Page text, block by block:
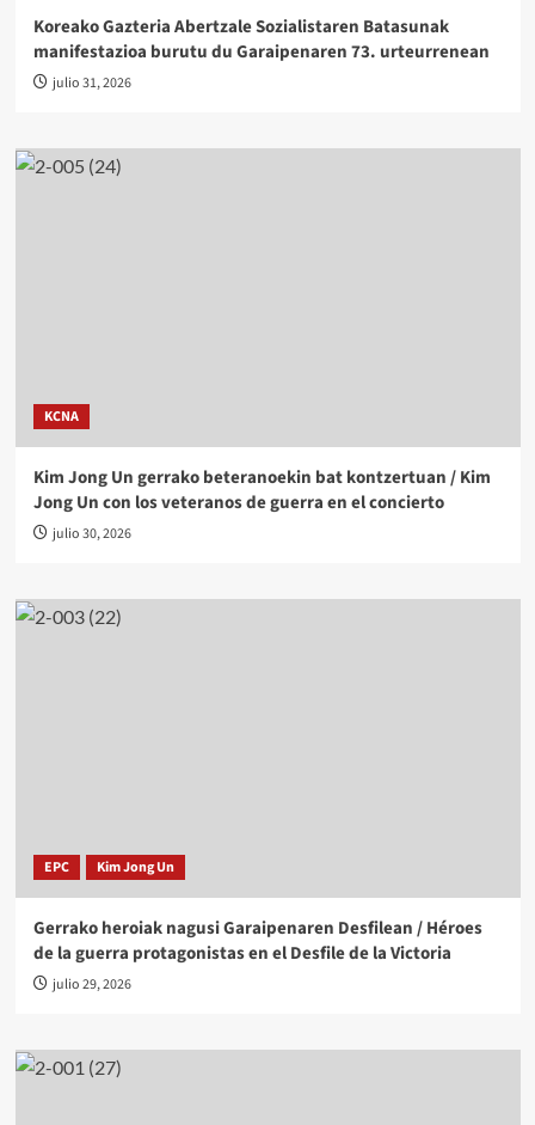
Koreako Gazteria Abertzale Sozialistaren Batasunak
manifestazioa burutu du Garaipenaren 73. urteurrenean
julio 31, 2026
KCNA
Kim Jong Un gerrako beteranoekin bat kontzertuan / Kim
Jong Un con los veteranos de guerra en el concierto
julio 30, 2026
EPC Kim Jong Un
Gerrako heroiak nagusi Garaipenaren Desfilean / Héroes
de la guerra protagonistas en el Desfile de la Victoria
julio 29, 2026